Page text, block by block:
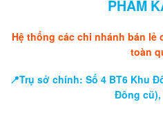
PHẨM
Hệ thống các chi nhánh bán
toàn
📍Trụ sở chính: Số 4 BT6 Khu
Đông cũ),